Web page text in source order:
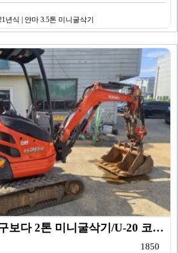
년식 | 얀마 3.5톤 미니굴삭기
구보다/굴삭기/구보다 2톤 미니굴삭기/U-20 코끼리/…
1850